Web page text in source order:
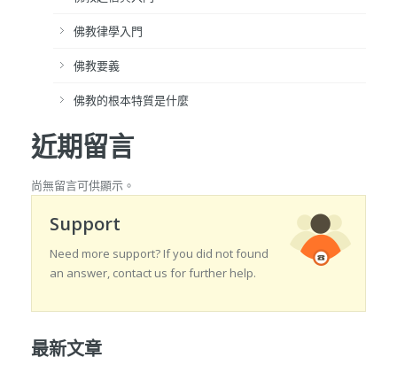
佛教律學入門
佛教要義
佛教的根本特質是什麼
近期留言
尚無留言可供顯示。
Support
Need more support? If you did not found
an answer, contact us for further help.
最新文章